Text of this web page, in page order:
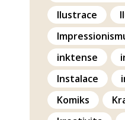
Ilustrace
inktense
Instalace
Komiks